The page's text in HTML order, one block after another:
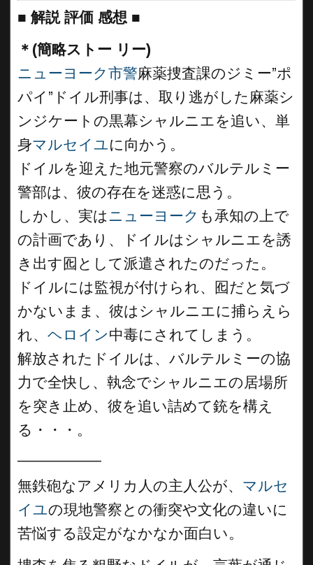
■ 解説 評価 感想 ■
＊(簡略ストー リー)
ニューヨーク市警麻薬捜査課のジミー”ポ
パイ”ドイル刑事は、取り逃がした麻薬シ
ンジケートの黒幕シャルニエを追い、単
身マルセイユに向かう。
ドイルを迎えた地元警察のバルテルミー
警部は、彼の存在を迷惑に思う。
しかし、実はニューヨーク も承知の上で
の計画であり、ドイルはシャルニエを誘
き出す囮として派遣されたのだった。
ドイルには監視が付けられ、囮だと気づ
かないまま、彼はシャルニエに捕らえら
れ、 ヘロイン中毒にされてしまう。
解放されたドイルは、バルテルミーの協
力で全快し、執念でシャルニエの居場所
を突き止め、彼を追い詰めて銃を構え
る・・・。
無鉄砲なアメリカ人の主人公が、 マルセ
イユの現地警察との衝突や文化の違いに
苦悩する設定がなかなか面白い。